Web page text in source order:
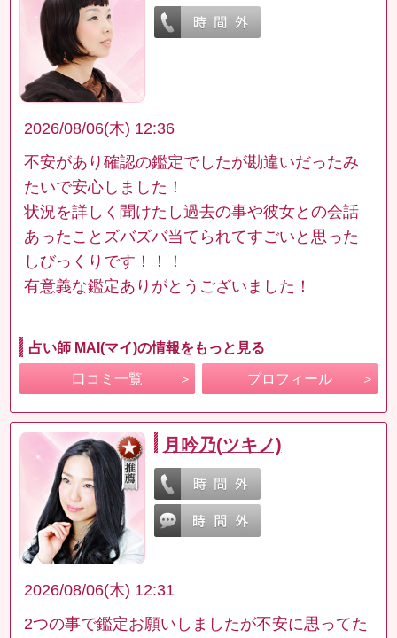
2026/08/06(木) 12:36
不安があり確認の鑑定でしたが勘違いだったみ
たいで安心しました！
状況を詳しく聞けたし過去の事や彼女との会話
あったことズバズバ当てられてすごいと思った
しびっくりです！！！
有意義な鑑定ありがとうございました！
占い師 MAI(マイ)の情報をもっと見る
口コミ一覧 プロフィール
月吟乃(ツキノ)
2026/08/06(木) 12:31
2つの事で鑑定お願いしましたが不安に思ってた